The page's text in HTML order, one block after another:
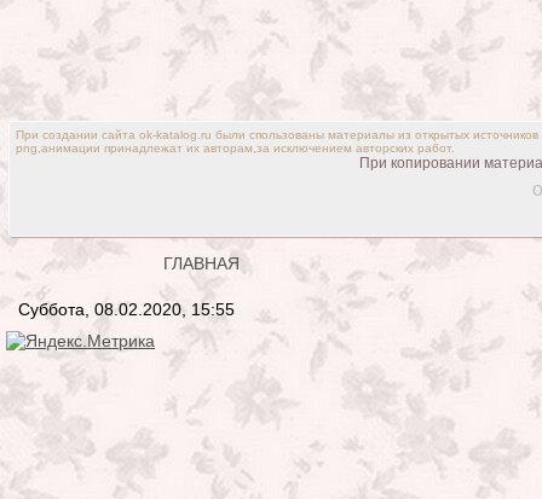
При создании сайта ok-katalog.ru были спользованы материалы из открытых
png,анимации принадлежат их авторам,за исключением авторских работ.
При копировании
ГЛАВНАЯ
Суббота, 08.02.2020, 15:55